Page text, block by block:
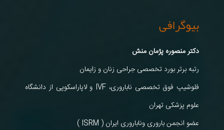
بیوگرافی
دکتر منصوره پژمان منش
رتبه برتر بورد تخصصی جراحی زنان و زایمان
فلوشیپ فوق تخصصی ناباروری، IVF و لاپاراسکوپی از دانشگاه
علوم پزشکی تهران
عضو انجمن باروری وناباروری ایران ( ISRM )